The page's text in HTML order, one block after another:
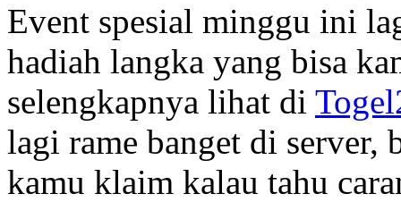
Event spesial minggu ini
hadiah langka yang bisa
selengkapnya lihat di
lagi rame banget di server,
kamu klaim kalau tahu